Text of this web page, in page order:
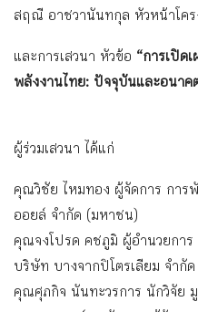
สฤณี อาชวานันทกุล หัวหน้าโคร
และการเสวนา หัวข้อ “การเปิด
พลังงานไทย: ปัจจุบันและอนาค
ผู้ร่วมเสวนา ได้แก่
คุณวิชัย ไหมทอง ผู้จัดการ การ
ออยล์ จำกัด (มหาชน)
คุณจงโปรด คชภูมิ ผู้อำนวยกา
บริษัท บางจากปิโตรเลียม จำกั
คุณศุภกิจ นันทะวรการ นักวิจัย